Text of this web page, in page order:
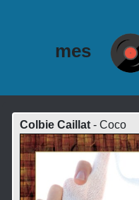
mes
Colbie Caillat- Coco